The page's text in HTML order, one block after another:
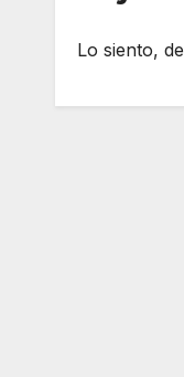
Lo siento,